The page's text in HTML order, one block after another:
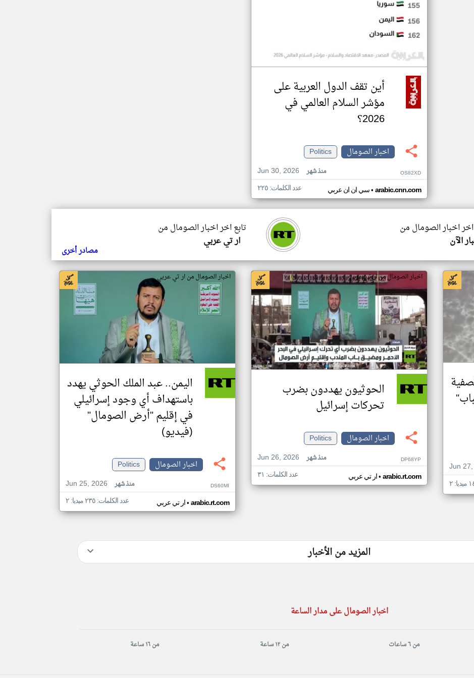
أين تقف الدول العربية على
مؤشر السلام العالمي في
2026؟
اخبار الصومال
Politics
Jun 30, 2026
منذ شهر OS82XD
سي ان ان عربي• arabic.cnn.com عدد الكلمات: ٢٢٥
تابع اخر اخبار الصومال من
ار تي عربي
اخر اخبار الصومال من
الآن
مصادر أخرى
Jun
اخبار الصومال من ار تي عربي
الحوثيون يهددون بضرب
تحركات إسرائيل
اخبار الصومال
Politics
Jun 26, 2026
منذ شهر DP68YP
ار تي عربي• arabic.rt.com عدد الكلمات: ٣١
اخبار الصومال من ار تي عربي
اليمن.. عبد الملك الحوثي يهدد
باستهداف أي وجود إسرائيلي
في إقليم "أرض الصومال"
(فيديو)
اخبار الصومال
Politics
Jun 25, 2026
منذ شهر DS60MI
ار تي عربي• arabic.rt.com عدد الكلمات: ٢٣٥ ميديا: ٢
المزيد من الأخبار
اخبار الصومال على مدار الساعة
من ٦ ساعات من ١٢ ساعة من ١٦ ساعة